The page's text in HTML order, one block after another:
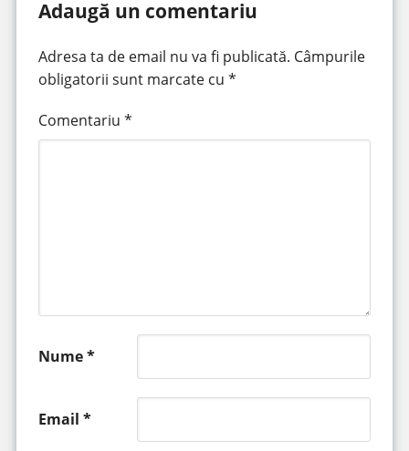
Adaugă un comentariu
Adresa ta de email nu va fi publicată. Câmpurile
obligatorii sunt marcate cu *
Comentariu *
Nume*
Email *